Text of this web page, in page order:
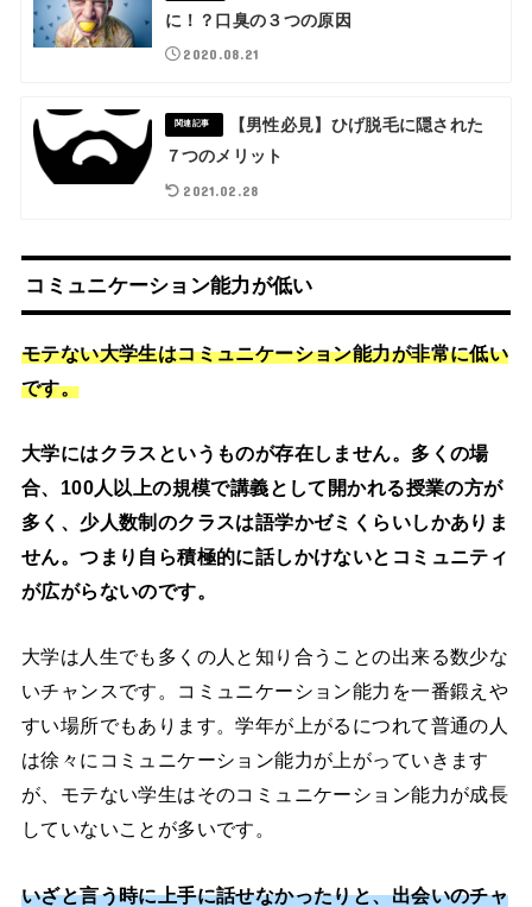
に！？口臭の３つの原因
2020.08.21
関連記事
【男性必見】ひげ脱毛に隠された
７つのメリット
2021.02.28
コミュニケーション能力が低い
モテない大学生はコミュニケーション能力が非常に低い
です。
大学にはクラスというものが存在しません。多くの場
合、100人以上の規模で講義として開かれる授業の方が
多く、少人数制のクラスは語学かゼミくらいしかありま
せん。つまり自ら積極的に話しかけないとコミュニティ
が広がらないのです。
大学は人生でも多くの人と知り合うことの出来る数少な
いチャンスです。コミュニケーション能力を一番鍛えや
すい場所でもあります。学年が上がるにつれて普通の人
は徐々にコミュニケーション能力が上がっていきます
が、モテない学生はそのコミュニケーション能力が成長
していないことが多いです。
いざと言う時に上手に話せなかったりと、出会いのチャ